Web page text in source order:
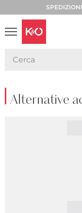
Alternative